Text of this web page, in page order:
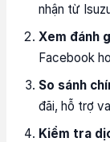
nhận từ
Xem đánh
Facebook
So sánh
đãi, hỗ trợ
Kiểm tra